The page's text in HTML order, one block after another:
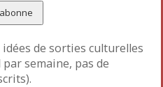
de l’artiste
de sorties culturelles
semaine, pas de